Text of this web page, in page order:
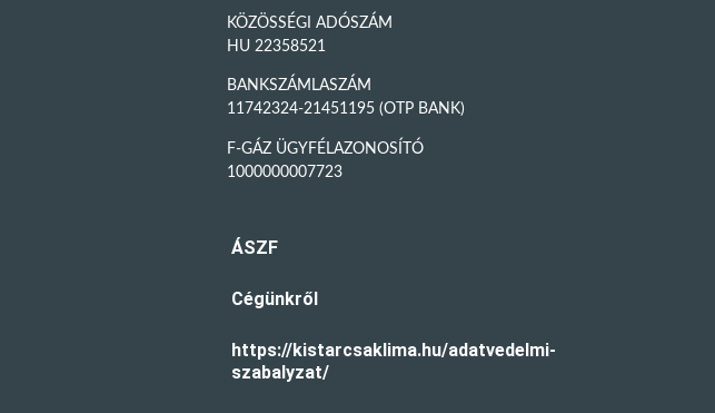
KÖZÖSSÉGI ADÓSZÁM
HU 22358521
BANKSZÁMLASZÁM
11742324-21451195 (OTP BANK)
F-GÁZ ÜGYFÉLAZONOSÍTÓ
1000000007723
ÁSZF
Cégünkről
https://kistarcsaklima.hu/adatvedelmi-
szabalyzat/